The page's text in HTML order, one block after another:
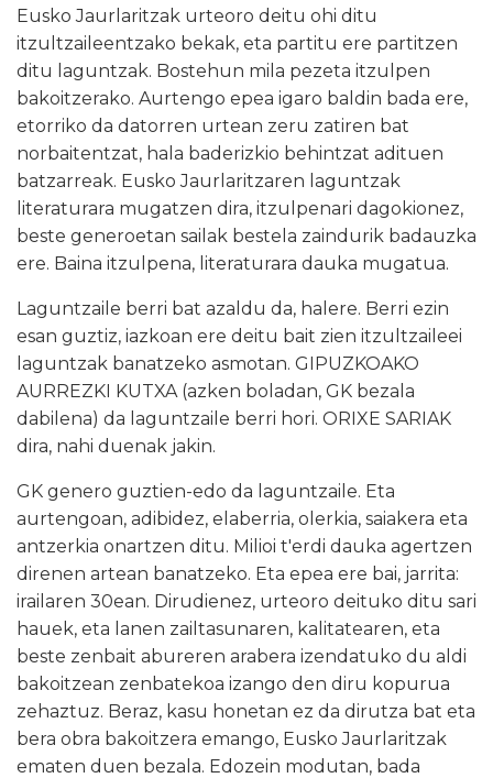
Eusko Jaurlaritzak urteoro deitu ohi ditu
itzultzaileentzako bekak, eta partitu ere partitzen
ditu laguntzak. Bostehun mila pezeta itzulpen
bakoitzerako. Aurtengo epea igaro baldin bada ere,
etorriko da datorren urtean zeru zatiren bat
norbaitentzat, hala baderizkio behintzat adituen
batzarreak. Eusko Jaurlaritzaren laguntzak
literaturara mugatzen dira, itzulpenari dagokionez,
beste generoetan sailak bestela zaindurik badauzka
ere. Baina itzulpena, literaturara dauka mugatua.
Laguntzaile berri bat azaldu da, halere. Berri ezin
esan guztiz, iazkoan ere deitu bait zien itzultzaileei
laguntzak banatzeko asmotan. GIPUZKOAKO
AURREZKI KUTXA (azken boladan, GK bezala
dabilena) da laguntzaile berri hori. ORIXE SARIAK
dira, nahi duenak jakin.
GK genero guztien-edo da laguntzaile. Eta
aurtengoan, adibidez, elaberria, olerkia, saiakera eta
antzerkia onartzen ditu. Milioi t'erdi dauka agertzen
direnen artean banatzeko. Eta epea ere bai, jarrita:
irailaren 30ean. Dirudienez, urteoro deituko ditu sari
hauek, eta lanen zailtasunaren, kalitatearen, eta
beste zenbait abureren arabera izendatuko du aldi
bakoitzean zenbatekoa izango den diru kopurua
zehaztuz. Beraz, kasu honetan ez da dirutza bat eta
bera obra bakoitzera emango, Eusko Jaurlaritzak
ematen duen bezala. Edozein modutan, bada